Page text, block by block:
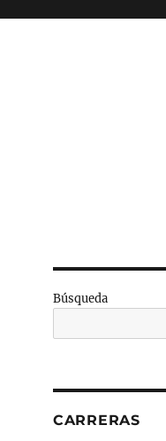
Búsqueda
CARRERAS